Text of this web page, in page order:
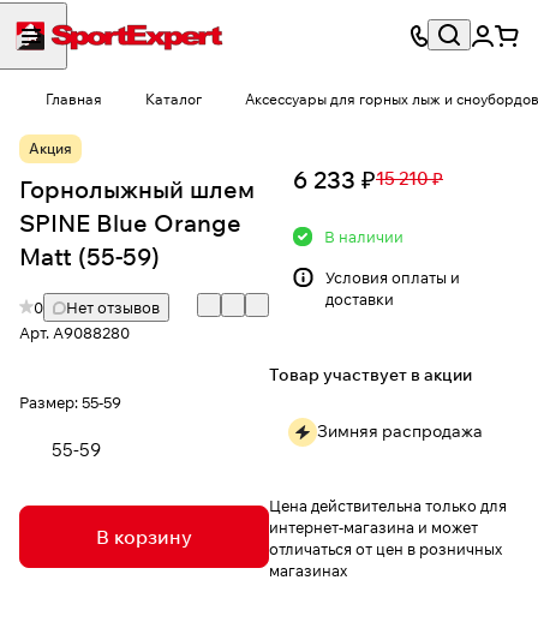
Главная Каталог Аксессуары для горных лыж и сноубордов
Акция
Горнолыжный шлем
SPINE Blue Orange
Matt (55-59)
0
Нет отзывов
Арт. A9088280
Размер:55-59
55-59
В корзину
6 233 ₽15 210 ₽
В наличии
Условия оплаты и
доставки
Товар участвует в акции
Зимняя распродажа
Цена действительна только для
интернет-магазина и может
отличаться от цен в розничных
магазинах